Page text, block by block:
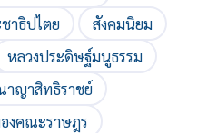
าธิปไตย
สังคมนิยม
หลวงประดิษฐ์มนูธรรม
ญาสิทธิราชย์
งคณะราษฎร